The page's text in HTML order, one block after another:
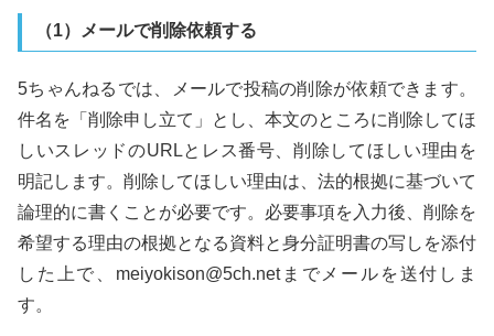
（1）メールで削除依頼する
5ちゃんねるでは、メールで投稿の削除が依頼できます。
件名を「削除申し立て」とし、本文のところに削除してほ
しいスレッドのURLとレス番号、削除してほしい理由を
明記します。削除してほしい理由は、法的根拠に基づいて
論理的に書くことが必要です。必要事項を入力後、削除を
希望する理由の根拠となる資料と身分証明書の写しを添付
した上で、meiyokison@5ch.netまでメールを送付しま
す。